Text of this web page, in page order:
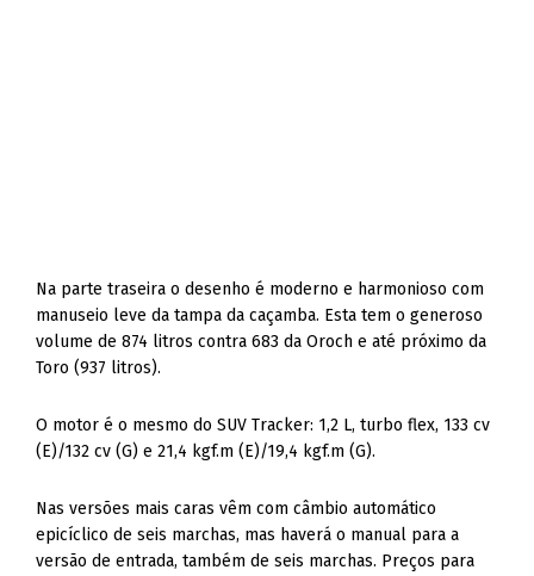
Na parte traseira o desenho é moderno e harmonioso com
manuseio leve da tampa da caçamba. Esta tem o generoso
volume de 874 litros contra 683 da Oroch e até próximo da
Toro (937 litros).
O motor é o mesmo do SUV Tracker: 1,2 L, turbo flex, 133 cv
(E)/132 cv (G) e 21,4 kgf.m (E)/19,4 kgf.m (G).
Nas versões mais caras vêm com câmbio automático
epicíclico de seis marchas, mas haverá o manual para a
versão de entrada, também de seis marchas. Preços para